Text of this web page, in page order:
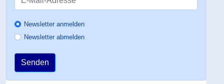
Newsletter anmelden
Newsletter abmelden
Senden